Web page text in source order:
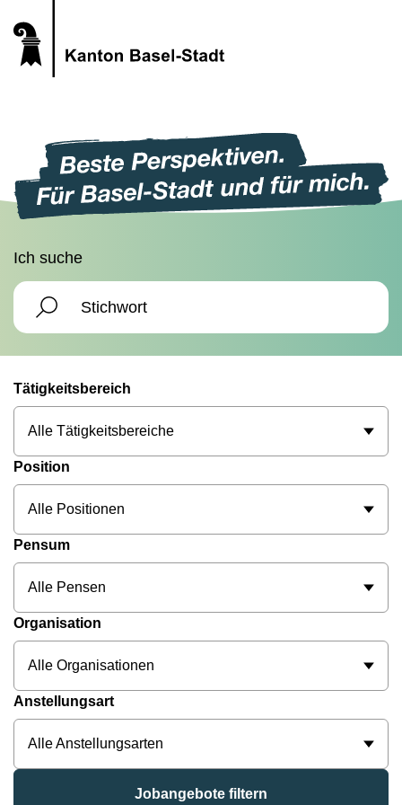
Ich suche
Tätigkeitsbereich
Alle Tätigkeitsbereiche
Position
Alle Positionen
Pensum
Alle Pensen
Organisation
Alle Organisationen
Anstellungsart
Alle Anstellungsarten
Jobangebote filtern